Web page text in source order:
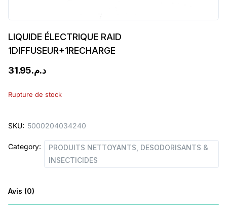
LIQUIDE ÉLECTRIQUE RAID
1DIFFUSEUR+1RECHARGE
د.م.31.95
Rupture de stock
SKU: 5000204034240
Category:
PRODUITS NETTOYANTS, DESODORISANTS &
INSECTICIDES
Avis (0)